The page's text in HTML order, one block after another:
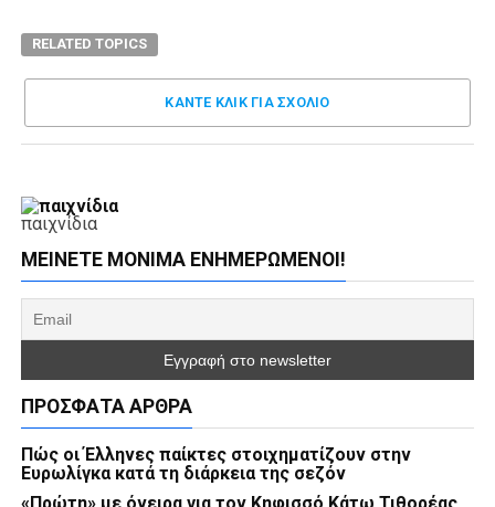
RELATED TOPICS
ΚΑΝΤΕ ΚΛΊΚ ΓΙΑ ΣΧΌΛΙΟ
παιχνίδια
ΜΕΊΝΕΤΕ ΜΌΝΙΜΑ ΕΝΗΜΕΡΏΜΕΝΟΙ!
ΠΡΌΣΦΑΤΑ ΆΡΘΡΑ
Πώς οι Έλληνες παίκτες στοιχηματίζουν στην
Ευρωλίγκα κατά τη διάρκεια της σεζόν